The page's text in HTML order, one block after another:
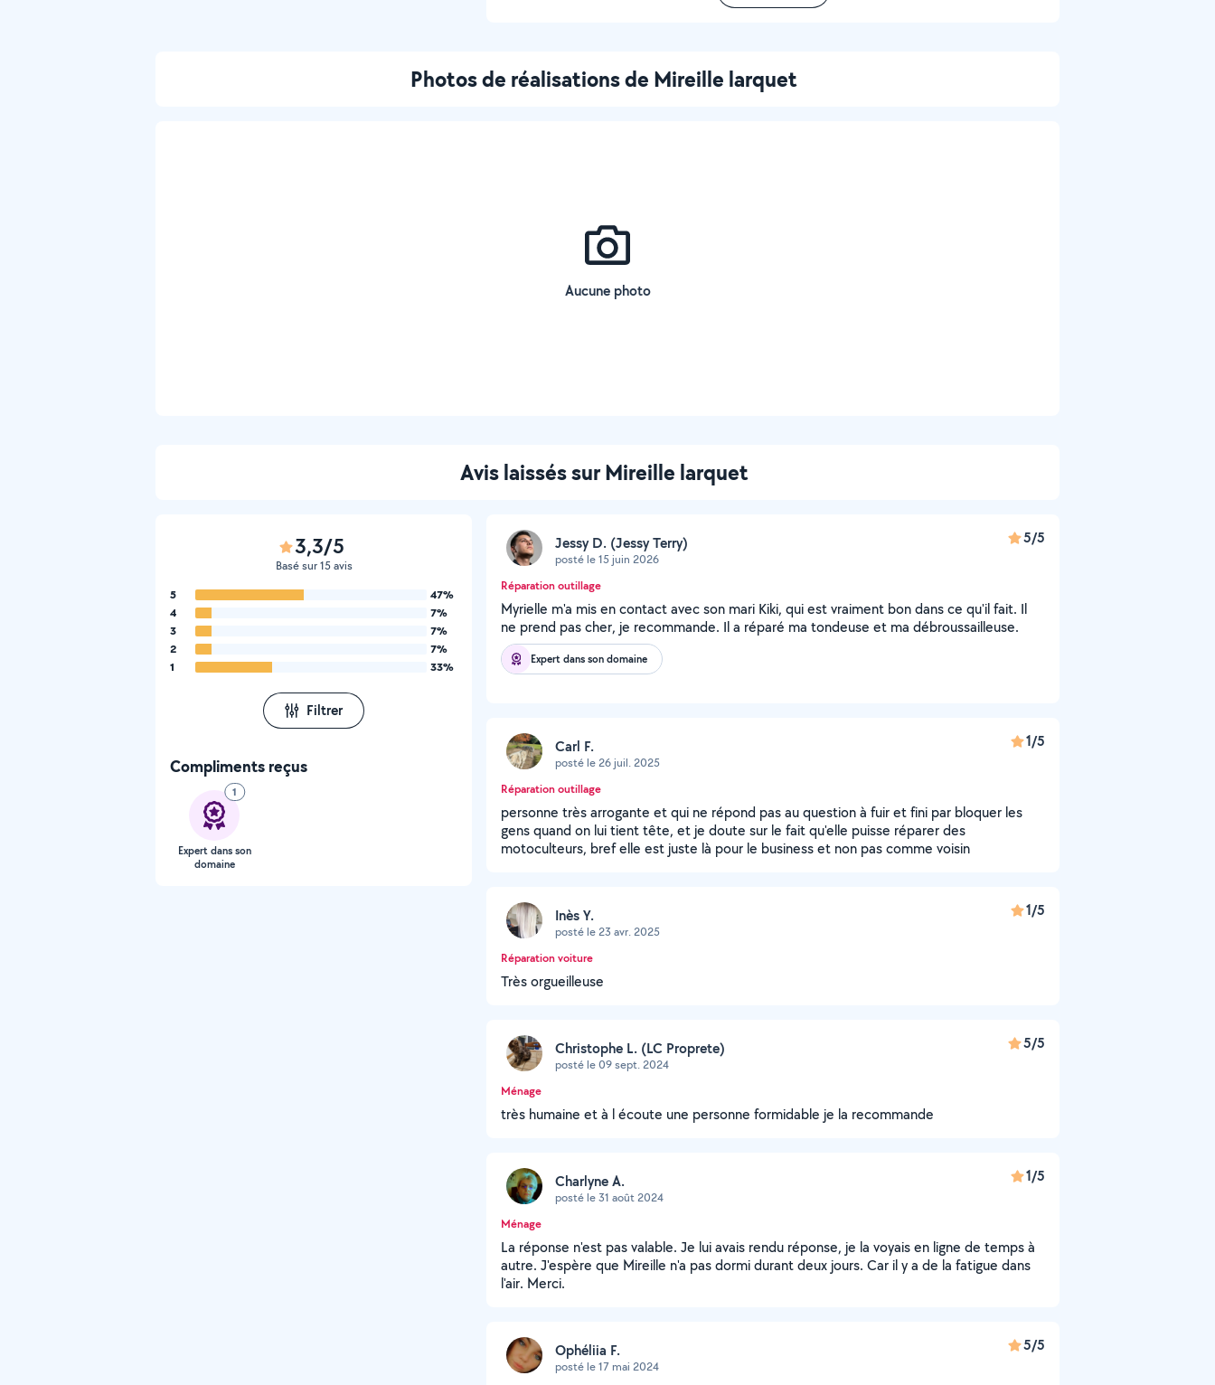
Photos de réalisations de Mireille larquet
Aucune photo
Avis laissés sur Mireille larquet
3,3/5
Basé sur 15 avis
5
47%
4
7%
3
7%
2
7%
1
33%
Filtrer
Compliments reçus
1
Expert dans son
domaine
Jessy D. (Jessy Terry)
posté le 15 juin 2026
5/5
Réparation outillage
Myrielle m'a mis en contact avec son mari Kiki, qui est vraiment bon dans ce qu'il fait. Il
ne prend pas cher, je recommande. Il a réparé ma tondeuse et ma débroussailleuse.
Expert dans son domaine
Carl F.
posté le 26 juil. 2025
1/5
Réparation outillage
personne très arrogante et qui ne répond pas au question à fuir et fini par bloquer les
gens quand on lui tient tête, et je doute sur le fait qu'elle puisse réparer des
motoculteurs, bref elle est juste là pour le business et non pas comme voisin
Inès Y.
posté le 23 avr. 2025
1/5
Réparation voiture
Très orgueilleuse
Christophe L. (LC Proprete)
posté le 09 sept. 2024
5/5
Ménage
très humaine et à l écoute une personne formidable je la recommande
Charlyne A.
posté le 31 août 2024
1/5
Ménage
La réponse n'est pas valable. Je lui avais rendu réponse, je la voyais en ligne de temps à
autre. J'espère que Mireille n'a pas dormi durant deux jours. Car il y a de la fatigue dans
l'air. Merci.
Ophéliia F.
posté le 17 mai 2024
5/5